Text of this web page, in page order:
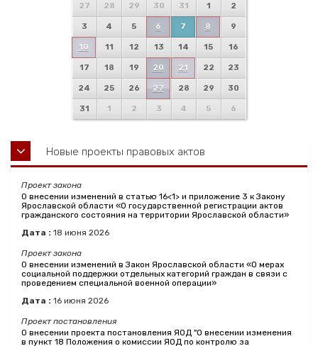
27 28 29 30 31 1 2
3 4 5 6 7 8 9
10 11 12 13 14 15 16
17 18 19 20 21 22 23
24 25 26 27 28 29 30
31 1 2 3 4 5 6
Новые проекты правовых актов
Проект закона
О внесении изменений в статью 16<1> и приложение 3 к Закону
Ярославской области «О государственной регистрации актов
гражданского состояния на территории Ярославской области»
Дата : 18 июня 2026
Проект закона
О внесении изменений в Закон Ярославской области «О мерах
социальной поддержки отдельных категорий граждан в связи с
проведением специальной военной операции»
Дата : 16 июня 2026
Проект постановления
О внесении проекта постановления ЯОД "О внесении изменения
в пункт 18 Положения о комиссии ЯОД по контролю за